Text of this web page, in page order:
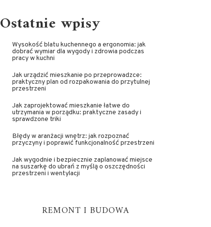
Ostatnie wpisy
Wysokość blatu kuchennego a ergonomia: jak
dobrać wymiar dla wygody i zdrowia podczas
pracy w kuchni
Jak urządzić mieszkanie po przeprowadzce:
praktyczny plan od rozpakowania do przytulnej
przestrzeni
Jak zaprojektować mieszkanie łatwe do
utrzymania w porządku: praktyczne zasady i
sprawdzone triki
Błędy w aranżacji wnętrz: jak rozpoznać
przyczyny i poprawić funkcjonalność przestrzeni
Jak wygodnie i bezpiecznie zaplanować miejsce
na suszarkę do ubrań z myślą o oszczędności
przestrzeni i wentylacji
REMONT I BUDOWA